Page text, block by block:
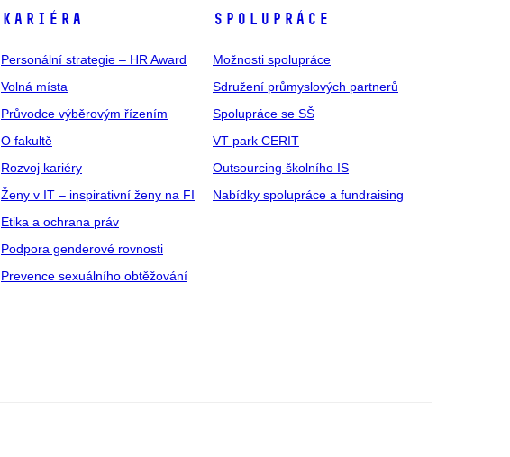
KARIÉRA
Personální strategie – HR Award
Volná místa
Průvodce výběrovým řízením
O fakultě
Rozvoj kariéry
Ženy v IT – inspirativní ženy na FI
Etika a ochrana práv
Podpora genderové rovnosti
Prevence sexuálního obtěžování
SPOLUPRÁCE
Možnosti spolupráce
Sdružení průmyslových partnerů
Spolupráce se SŠ
VT park CERIT
Outsourcing školního IS
Nabídky spolupráce a fundraising